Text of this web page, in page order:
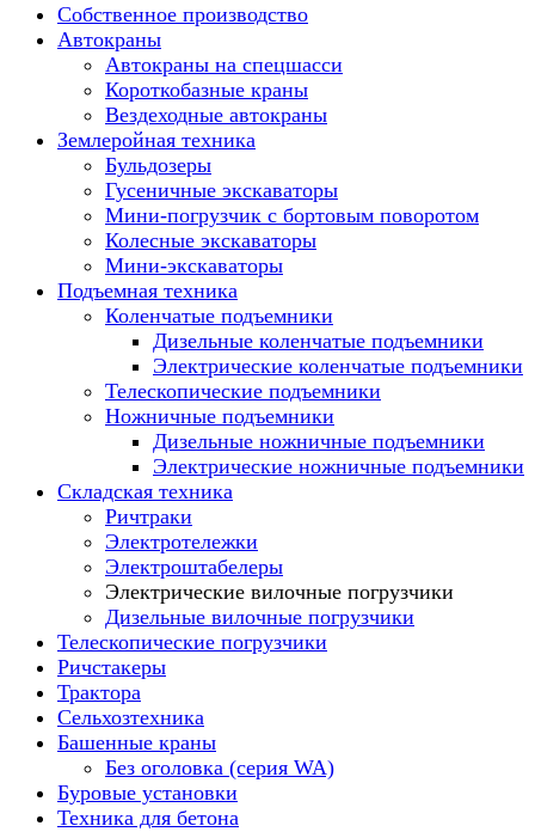
Собственное производство
Автокраны
Автокраны на спецшасси
Короткобазные краны
Вездеходные автокраны
Землеройная техника
Бульдозеры
Гусеничные экскаваторы
Мини-погрузчик с бортовым поворотом
Колесные экскаваторы
Мини-экскаваторы
Подъемная техника
Коленчатые подъемники
Дизельные коленчатые подъемники
Электрические коленчатые подъемники
Телескопические подъемники
Ножничные подъемники
Дизельные ножничные подъемники
Электрические ножничные подъемники
Складская техника
Ричтраки
Электротележки
Электроштабелеры
Электрические вилочные погрузчики
Дизельные вилочные погрузчики
Телескопические погрузчики
Ричстакеры
Трактора
Сельхозтехника
Башенные краны
Без оголовка (серия WA)
Буровые установки
Техника для бетона